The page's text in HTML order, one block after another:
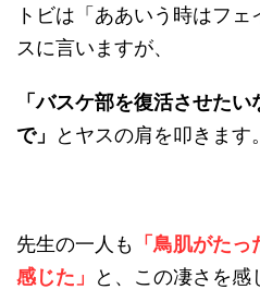
トビは「ああいう時はフ
スに言いますが、
「バスケ部を復活させた
で」
とヤスの肩を叩きます。
先生の一人も 「鳥肌がた
感じた」
と、この凄さを感